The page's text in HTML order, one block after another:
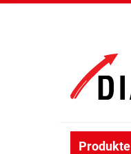
Inhalt
Produkte